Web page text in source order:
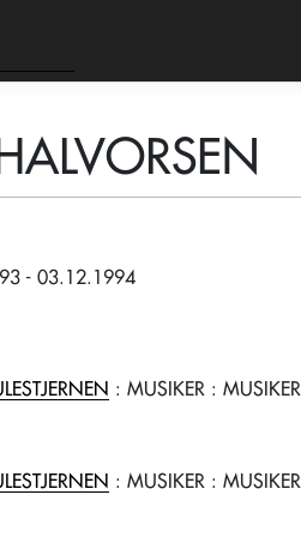
- 03.12.1994
: MUSIKER : MUSIKER
: MUSIKER : MUSIKER